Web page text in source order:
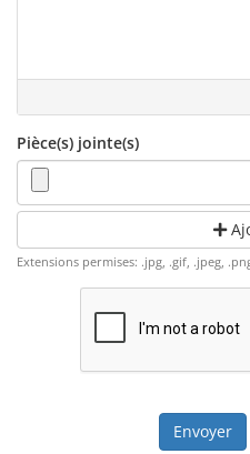
Pièce(s) jointe(s)
Extensions permises: .jpg, .gif, .jpeg,